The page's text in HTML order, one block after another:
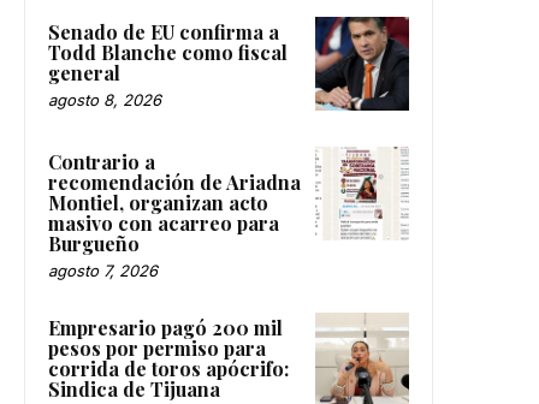
Senado de EU confirma a
Todd Blanche como fiscal
general
agosto 8, 2026
Contrario a
recomendación de Ariadna
Montiel, organizan acto
masivo con acarreo para
Burgueño
agosto 7, 2026
Empresario pagó 200 mil
pesos por permiso para
corrida de toros apócrifo:
Sindica de Tijuana